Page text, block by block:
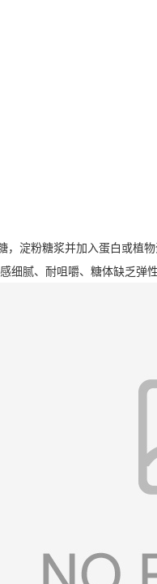
，淀粉糖浆并加入蛋白或植物
腻、耐咀嚼、糖体缺乏弹